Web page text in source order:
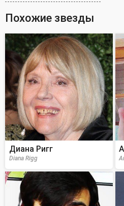
Похожие звезды
Диана Ригг
Diana Rigg